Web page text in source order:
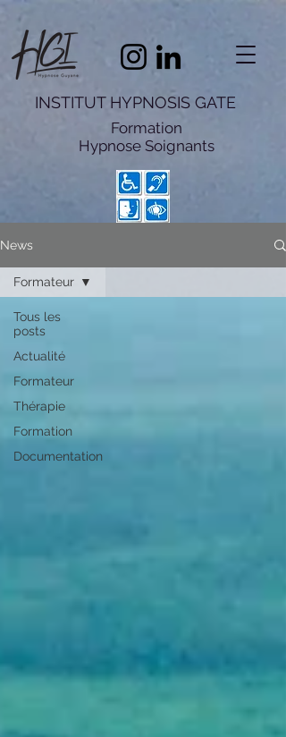
INSTITUT HYPNOSIS GATE
Formation
Hypnose Soignants
News
Tous les
posts
Actualité
Formateur
Thérapie
Formation
Documentation
Formateur